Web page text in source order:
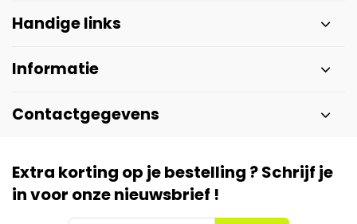
Handige links
Informatie
Contactgegevens
Extra korting op je bestelling ? Schrijf je
in voor onze nieuwsbrief !